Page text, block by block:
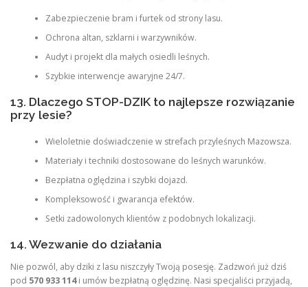
Zabezpieczenie bram i furtek od strony lasu.
Ochrona altan, szklarni i warzywników.
Audyt i projekt dla małych osiedli leśnych.
Szybkie interwencje awaryjne 24/7.
13. Dlaczego STOP-DZIK to najlepsze rozwiązanie
przy lesie?
Wieloletnie doświadczenie w strefach przyleśnych Mazowsza.
Materiały i techniki dostosowane do leśnych warunków.
Bezpłatna oględzina i szybki dojazd.
Kompleksowość i gwarancja efektów.
Setki zadowolonych klientów z podobnych lokalizacji.
14. Wezwanie do działania
Nie pozwól, aby dziki z lasu niszczyły Twoją posesję. Zadzwoń już dziś
pod 570 933 114i umów bezpłatną oględzinę. Nasi specjaliści przyjadą,